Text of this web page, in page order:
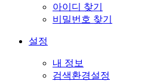
아이디 찾기
비밀번호 찾기
설정
내 정보
검색환경설정